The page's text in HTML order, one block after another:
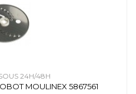
24H/48H
MOULINEX 5867561